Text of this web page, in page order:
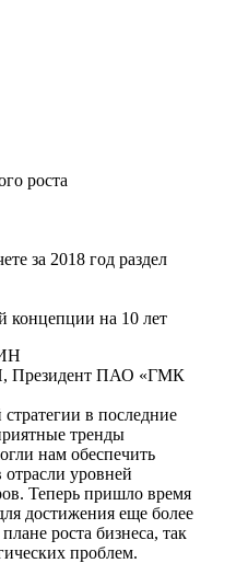
роста
за 2018 год раздел
концепции на 10 лет
Президент ПАО «ГМК
в последние
тренды
нам обеспечить
уровней
Теперь пришло время
достижения еще более
роста бизнеса, так
проблем.